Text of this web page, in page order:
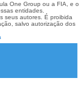
One Group ou a FIA, e o
entidades.
seus autores. É proibida
salvo autorização dos